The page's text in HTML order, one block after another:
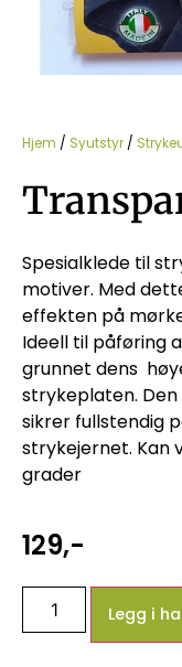
Hjem / Syutstyr /
Spesialklede til
motiver. Med
effekten på
Ideell til påføring
grunnet dens
strykeplaten.
sikrer fullstendig
strykejernet. Kan
grader
129,-
Legg i